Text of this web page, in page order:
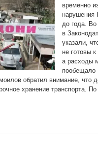
временно
нарушения
до года.
в
указали,
не готовы
а расходы
пообещало
обратил внимание,
хранение транспорта.